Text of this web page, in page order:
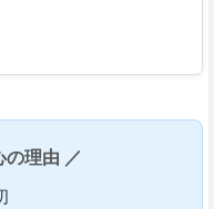
理由 ／